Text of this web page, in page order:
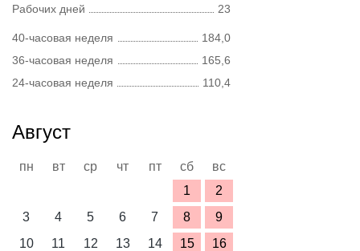
Рабочих дней
23
40-часовая неделя
184,0
36-часовая неделя
165,6
24-часовая неделя
110,4
Август
пн вт ср чт пт сб
вс
1
2
3
4 5 6 7 8
9
10
11 12 13 14 15
16